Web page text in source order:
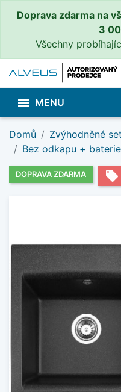
Doprava zdarma na
3
Všechny
 MENU
Domů Zvýhodněné
Bez odkapu + baterie
DOPRAVA ZDARMA local_offer